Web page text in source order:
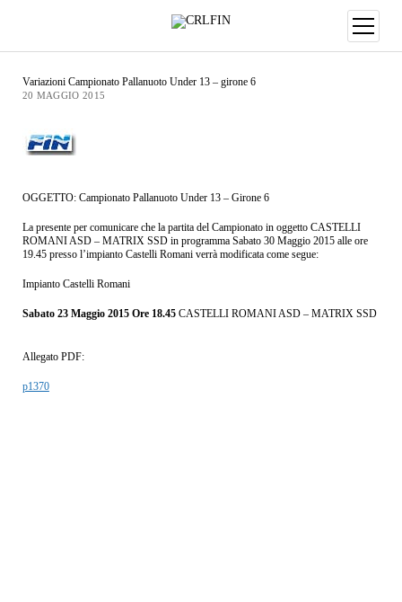
Variazioni Campionato Pallanuoto Under 13 – girone 6
20 MAGGIO 2015
OGGETTO: Campionato Pallanuoto Under 13 – Girone 6
La presente per comunicare che la partita del Campionato in oggetto CASTELLI
ROMANI ASD – MATRIX SSD in programma Sabato 30 Maggio 2015 alle ore
19.45 presso l’impianto Castelli Romani verrà modificata come segue:
Impianto Castelli Romani
Sabato 23 Maggio 2015 Ore 18.45CASTELLI ROMANI ASD – MATRIX SSD
Allegato PDF:
p1370